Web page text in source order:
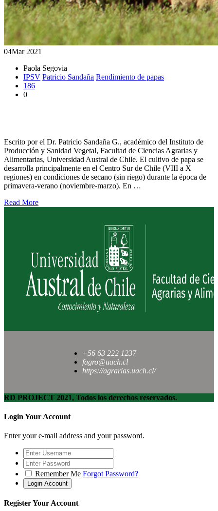
04Mar 2021
Paola Segovia
IPSV Patricio Sandaña Rendimiento de papas
186
0
Escrito por el Dr. Patricio Sandaña G., académico del Instituto de
Producción y Sanidad Vegetal, Facultad de Ciencias Agrarias y
Alimentarias, Universidad Austral de Chile. El cultivo de papa se
desarrolla principalmente en el Centro Sur de Chile (VIII a X
regiones) en condiciones de secano (sin riego) durante la época de
primavera-verano (noviembre-marzo). En …
Read More
+56 63 222 1237
fagro@uach.cl
https://agrarias.uach.cl/
RD PROJECT 2021, Todos los derechos reservados.
Login Your Account
Enter your e-mail address and your password.
Remember Me Forgot Password?
Register Your Account